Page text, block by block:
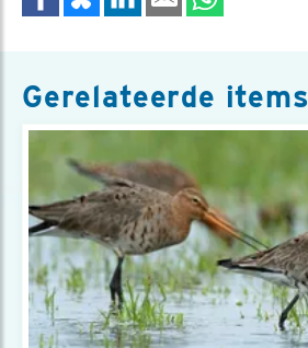
Gerelateerde items